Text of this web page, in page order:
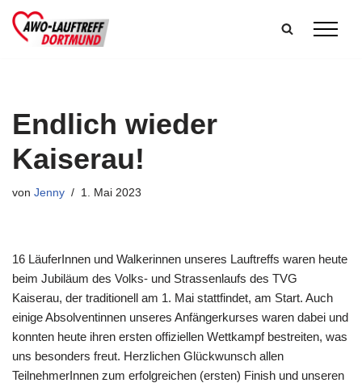
Zum
Endlich wieder
Kaiserau!
von Jenny 1. Mai 2023
16 LäuferInnen und Walkerinnen unseres Lauftreffs waren heute
beim Jubiläum des Volks- und Strassenlaufs des TVG
Kaiserau, der traditionell am 1. Mai stattfindet, am Start. Auch
einige Absolventinnen unseres Anfängerkurses waren dabei und
konnten heute ihren ersten offiziellen Wettkampf bestreiten, was
uns besonders freut. Herzlichen Glückwunsch allen
TeilnehmerInnen zum erfolgreichen (ersten) Finish und unseren